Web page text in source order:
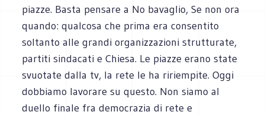
piazze. Basta pensare a No bavaglio, Se non ora
quando: qualcosa che prima era consentito
soltanto alle grandi organizzazioni strutturate,
partiti sindacati e Chiesa. Le piazze erano state
svuotate dalla tv, la rete le ha ririempite. Oggi
dobbiamo lavorare su questo. Non siamo al
duello finale fra democrazia di rete e